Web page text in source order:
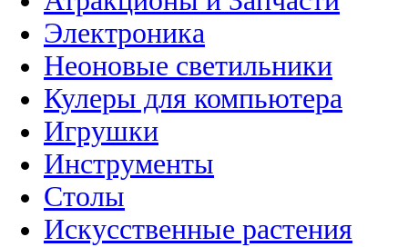
Электроника
Неоновые светильники
Кулеры для компьютера
Игрушки
Инструменты
Столы
Искусственные растения